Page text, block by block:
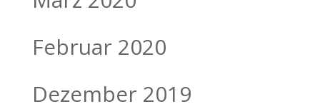
Februar 2020
Dezember 2019